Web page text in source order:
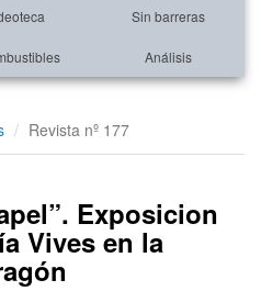
Sin barreras
Análisis
Revista nº 177
Exposicion
Vives en la